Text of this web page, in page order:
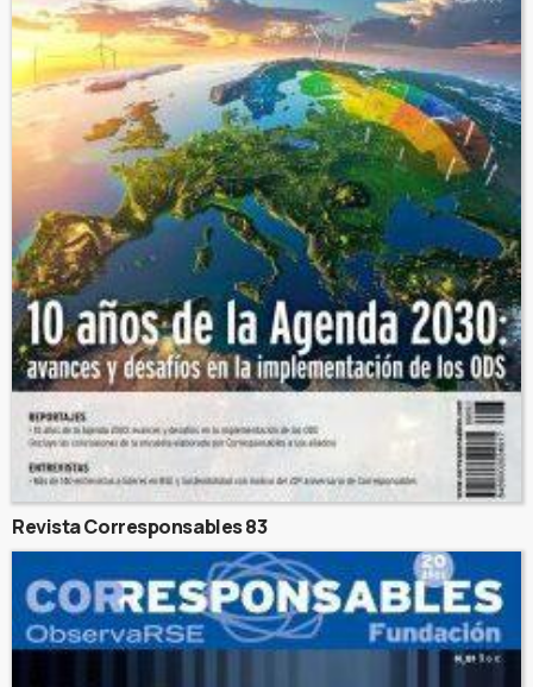
Revista Corresponsables 83